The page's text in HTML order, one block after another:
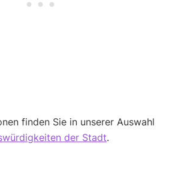
finden Sie in unserer Auswahl
der Stadt.